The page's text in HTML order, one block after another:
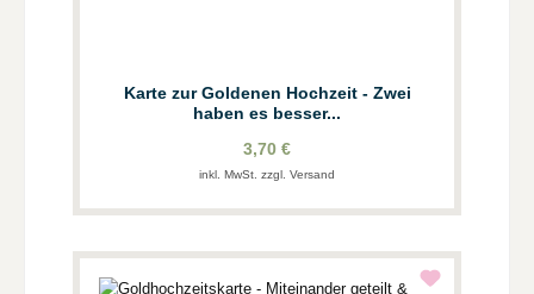
Karte zur Goldenen Hochzeit - Zwei
haben es besser...
3,70 €
inkl. MwSt. zzgl. Versand